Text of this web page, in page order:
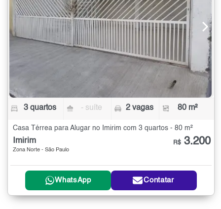
3 quartos - suíte 2 vagas 80 m²
Casa Térrea para Alugar no Imirim com 3 quartos - 80 m²
Imirim
Zona Norte - São Paulo
R$ 3.200
WhatsApp Contatar